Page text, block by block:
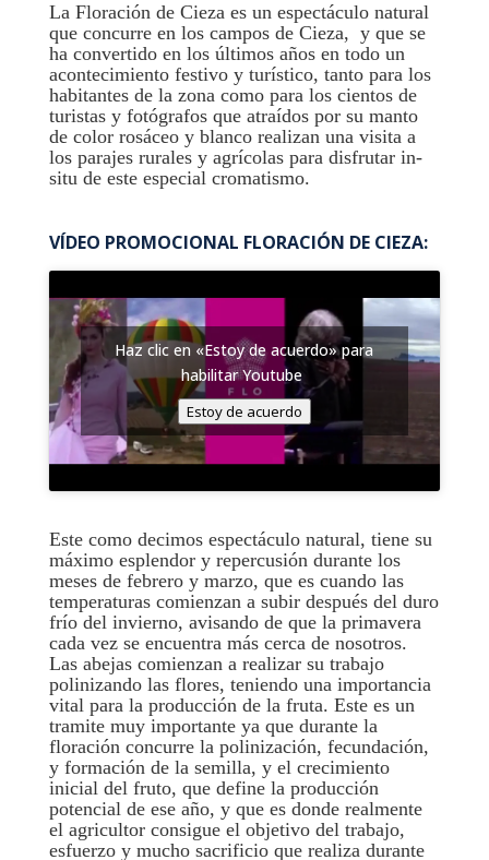
La Floración de Cieza es un espectáculo natural
que concurre en los campos de Cieza, y que se
ha convertido en los últimos años en todo un
acontecimiento festivo y turístico, tanto para los
habitantes de la zona como para los cientos de
turistas y fotógrafos que atraídos por su manto
de color rosáceo y blanco realizan una visita a
los parajes rurales y agrícolas para disfrutar in-
situ de este especial cromatismo.
VÍDEO PROMOCIONAL FLORACIÓN DE CIEZA:
Haz clic en «Estoy de acuerdo» para
habilitar Youtube
Estoy de acuerdo
Este como decimos espectáculo natural, tiene su
máximo esplendor y repercusión durante los
meses de febrero y marzo, que es cuando las
temperaturas comienzan a subir después del duro
frío del invierno, avisando de que la primavera
cada vez se encuentra más cerca de nosotros.
Las abejas comienzan a realizar su trabajo
polinizando las flores, teniendo una importancia
vital para la producción de la fruta. Este es un
tramite muy importante ya que durante la
floración concurre la polinización, fecundación,
y formación de la semilla, y el crecimiento
inicial del fruto, que define la producción
potencial de ese año, y que es donde realmente
el agricultor consigue el objetivo del trabajo,
esfuerzo y mucho sacrificio que realiza durante